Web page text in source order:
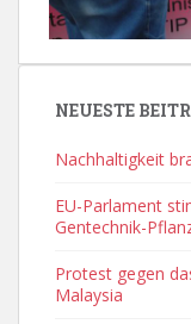
NEUESTE
Nachhaltigkeit
EU-Parlament
Gentechnik-
Protest gegen
Malaysia